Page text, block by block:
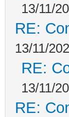
13/11/
RE:
13/11/
RE:
13/11/
RE: